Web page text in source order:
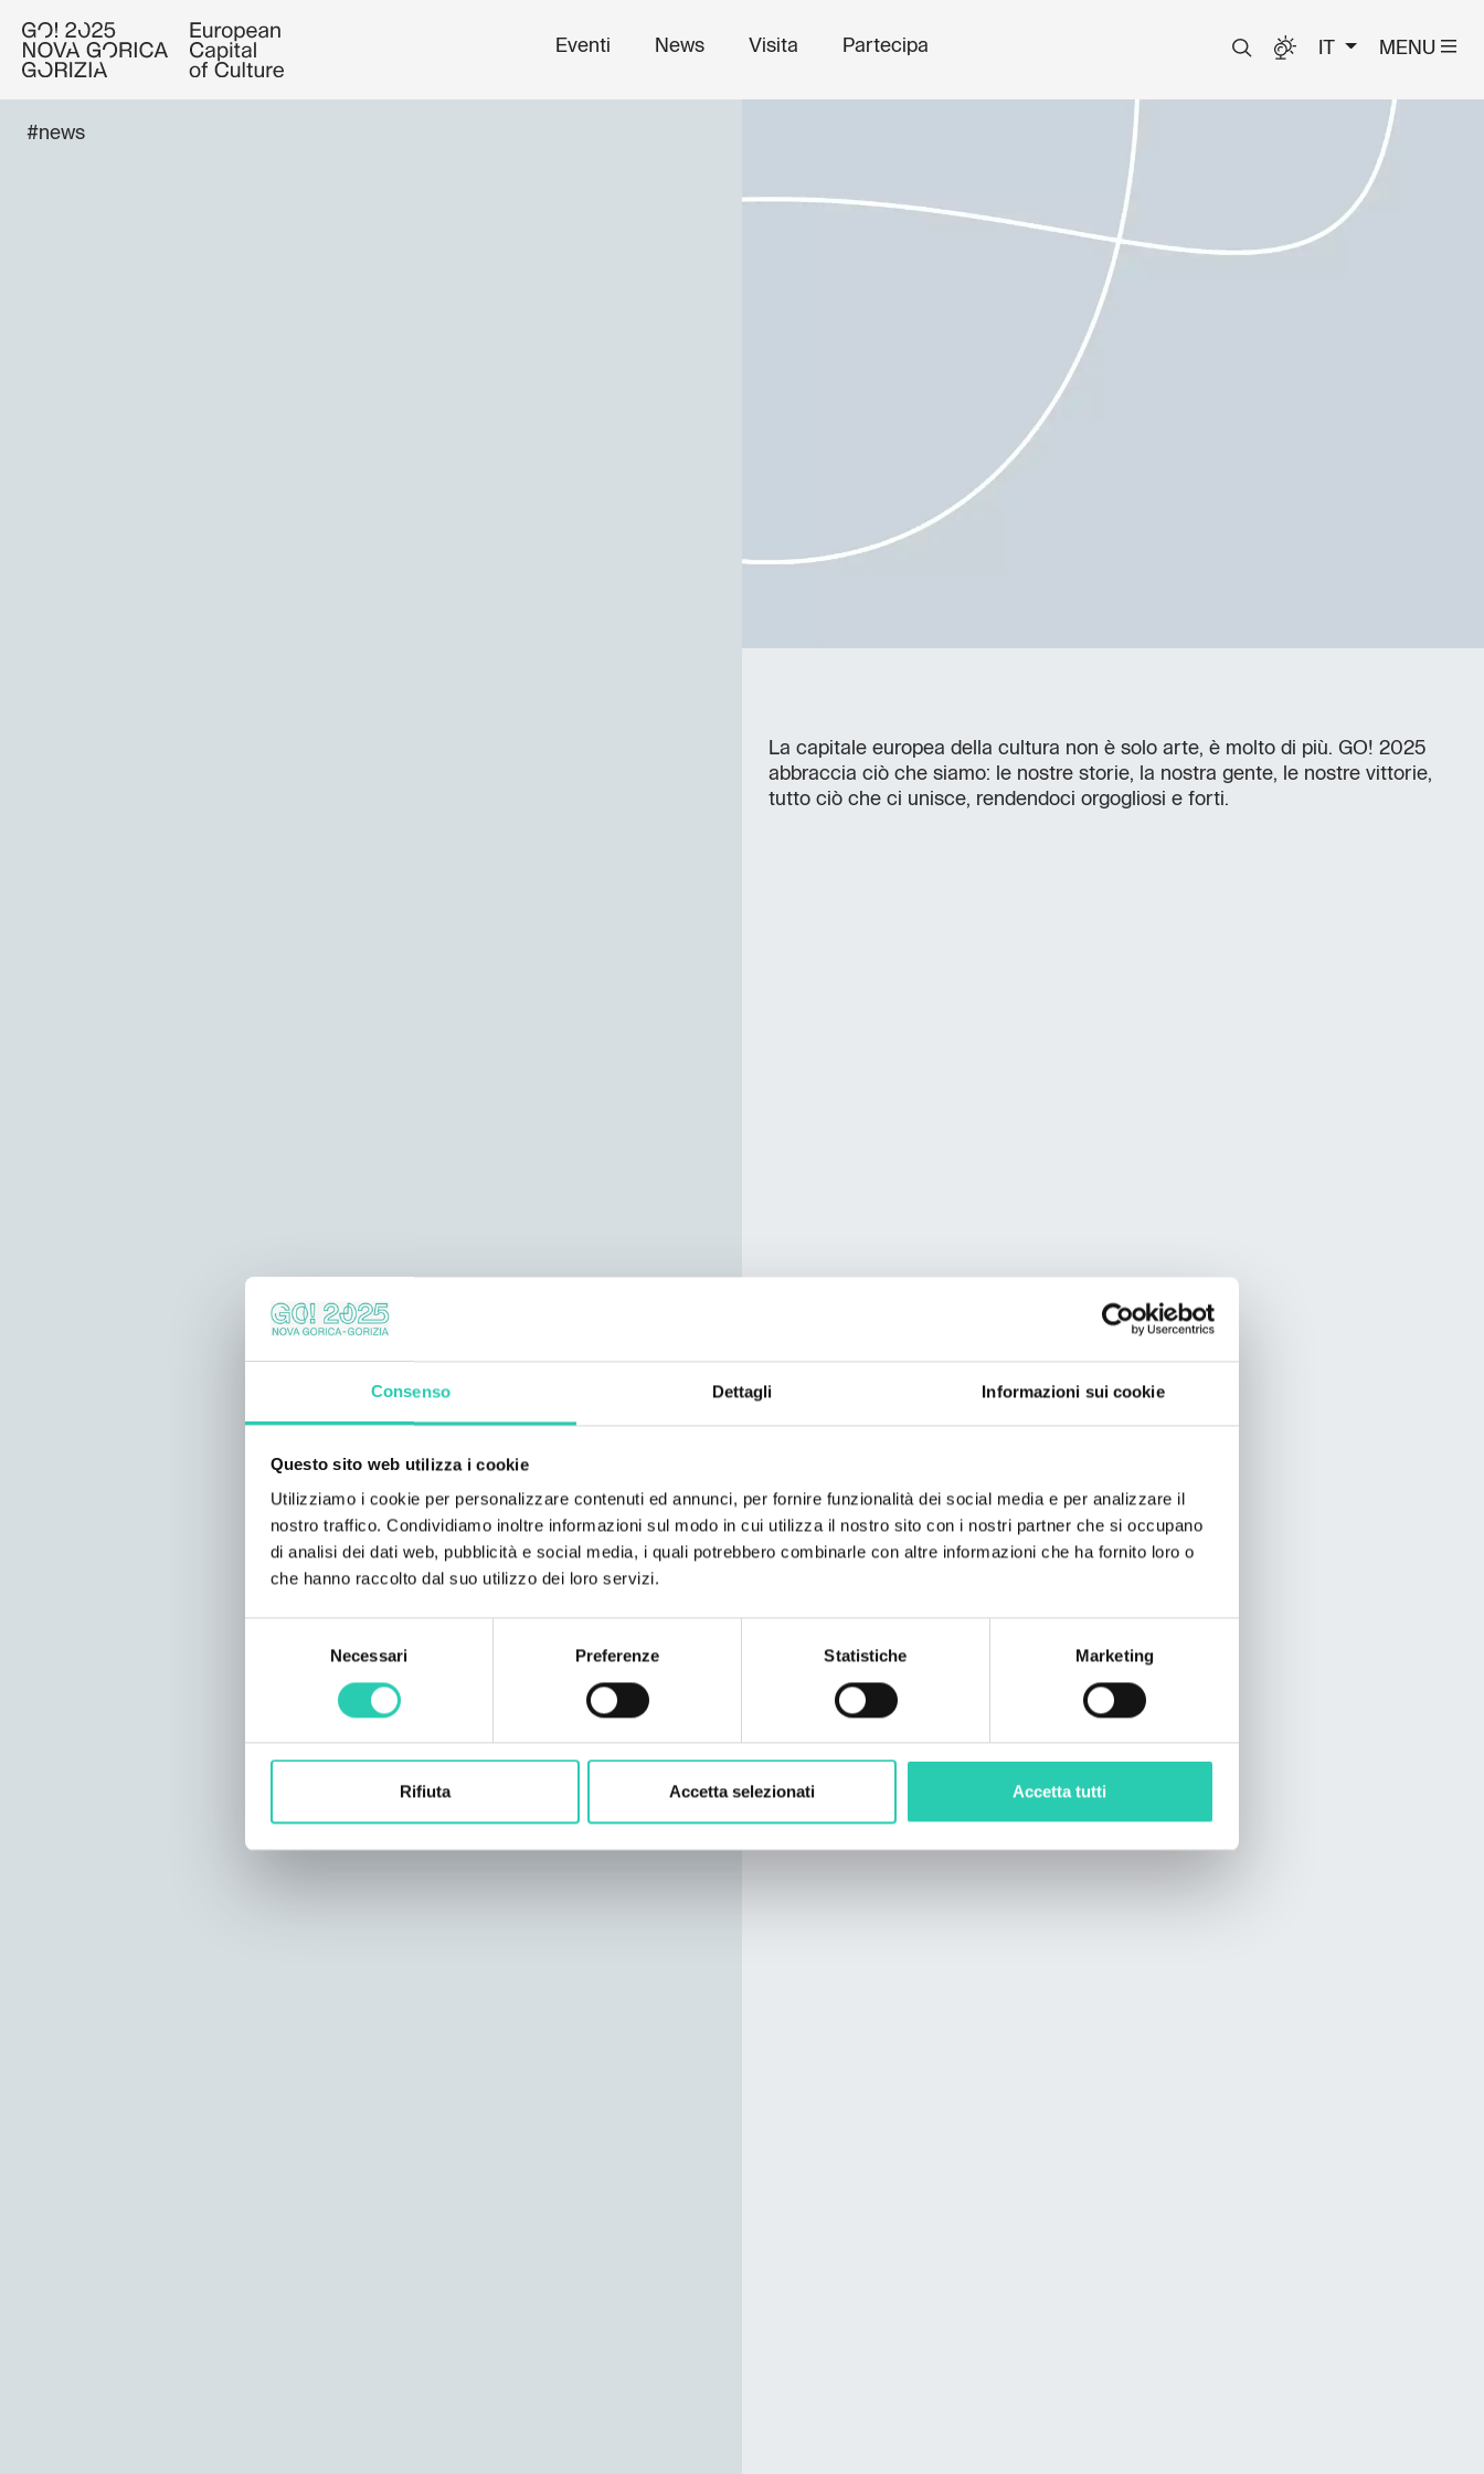
Consenso Dettagli Informazioni sui cookie
Questo sito web utilizza i cookie
Utilizziamo i cookie per personalizzare contenuti ed annunci, per fornire funzionalità dei social media e per analizzare il
nostro traffico. Condividiamo inoltre informazioni sul modo in cui utilizza il nostro sito con i nostri partner che si occupano
di analisi dei dati web, pubblicità e social media, i quali potrebbero combinarle con altre informazioni che ha fornito loro o
che hanno raccolto dal suo utilizzo dei loro servizi.
Necessari Preferenze Statistiche Marketing
Rifiuta Accetta selezionati Accetta tutti
Eventi News Visita Partecipa IT MENU
#news
La capitale europea della cultura non è solo arte, è molto di più. GO! 2025
abbraccia ciò che siamo: le nostre storie, la nostra gente, le nostre vittorie,
tutto ciò che ci unisce, rendendoci orgogliosi e forti.